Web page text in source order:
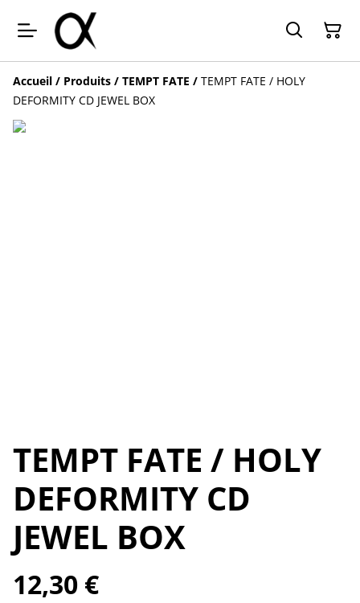
Accueil / Produits / TEMPT FATE / TEMPT FATE / HOLY
DEFORMITY CD JEWEL BOX
TEMPT FATE / HOLY
DEFORMITY CD
JEWEL BOX
12,30 €